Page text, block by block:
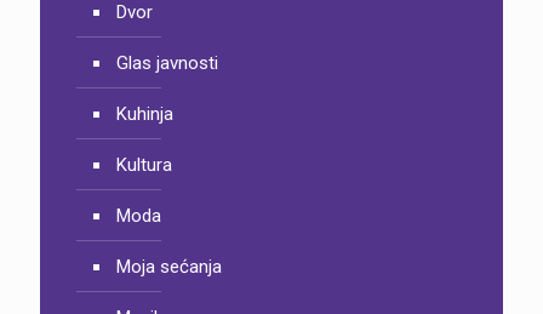
Dvor
Glas javnosti
Kuhinja
Kultura
Moda
Moja sećanja